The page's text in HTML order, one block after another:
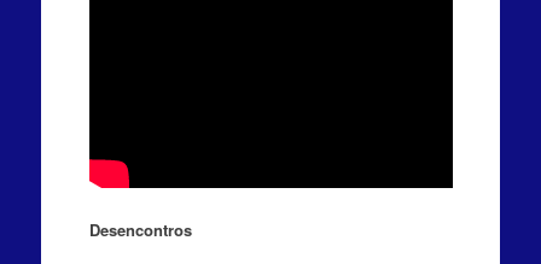
Desencontros